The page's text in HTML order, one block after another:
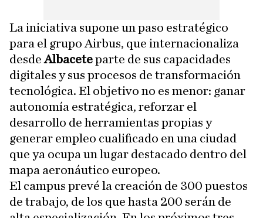
La iniciativa supone un paso estratégico
para el grupo Airbus, que internacionaliza
desdeAlbaceteparte de sus capacidades
digitales y sus procesos de transformación
tecnológica. El objetivo no es menor: ganar
autonomía estratégica, reforzar el
desarrollo de herramientas propias y
generar empleo cualificado en una ciudad
que ya ocupa un lugar destacado dentro del
mapa aeronáutico europeo.
El campus prevé la creación de 300 puestos
de trabajo, de los que hasta 200 serán de